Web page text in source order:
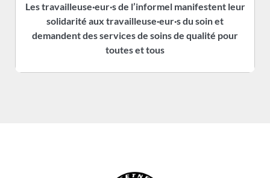
Les travailleuse·eur·s de l’informel manifestent leur
solidarité aux travailleuse·eur·s du soin et
demandent des services de soins de qualité pour
toutes et tous